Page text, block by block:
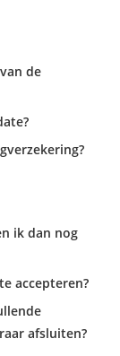
de
ik dan nog
accepteren?
afsluiten?